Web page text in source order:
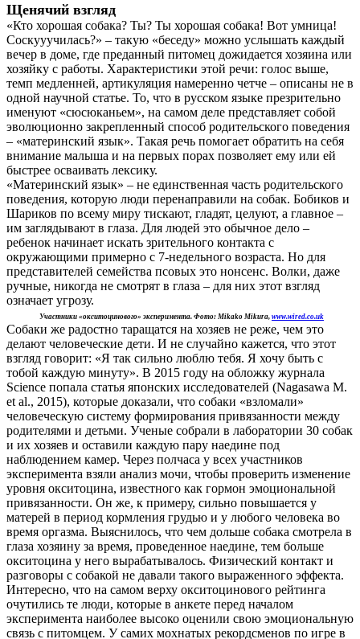
Щенячий взгляд
«Кто хорошая собака? Ты? Ты хорошая собака! Вот умница!
Соскууучилась?» – такую «беседу» можно услышать каждый
вечер в доме, где преданный питомец дожидается хозяина или
хозяйку с работы. Характеристики этой речи: голос выше,
темп медленней, артикуляция намеренно четче – описаны не в
одной научной статье. То, что в русском языке презрительно
именуют «сюсюканьем», на самом деле представляет собой
эволюционно закрепленный способ родительского поведения
– «материнский язык». Такая речь помогает обратить на себя
внимание малыша и на первых порах позволяет ему или ей
быстрее осваивать лексику.
«Материнский язык» – не единственная часть родительского
поведения, которую люди перенаправили на собак. Бобиков и
Шариков по всему миру тискают, гладят, целуют, а главное –
им заглядывают в глаза. Для людей это обычное дело –
ребенок начинает искать зрительного контакта с
окружающими примерно с 7-недельного возраста. Но для
представителей семейства псовых это нонсенс. Волки, даже
ручные, никогда не смотрят в глаза – для них этот взгляд
означает угрозу.
Участники «окситоцинового» эксперимента. Фото: Mikako Mikura, www.wired.co.uk
Собаки же радостно таращатся на хозяев не реже, чем это
делают человеческие дети. И не случайно кажется, что этот
взгляд говорит: «Я так сильно люблю тебя. Я хочу быть с
тобой каждую минуту». В 2015 году на обложку журнала
Science попала статья японских исследователей (Nagasawa M.
et al., 2015), которые доказали, что собаки «взломали»
человеческую систему формирования привязанности между
родителями и детьми. Ученые собрали в лаборатории 30 собак
и их хозяев и оставили каждую пару наедине под
наблюдением камер. Через полчаса у всех участников
эксперимента взяли анализ мочи, чтобы проверить изменение
уровня окситоцина, известного как гормон эмоциональной
привязанности. Он же, к примеру, сильно повышается у
матерей в период кормления грудью и у любого человека во
время оргазма. Выяснилось, что чем дольше собака смотрела в
глаза хозяину за время, проведенное наедине, тем больше
окситоцина у него вырабатывалось. Физический контакт и
разговоры с собакой не давали такого выраженного эффекта.
Интересно, что на самом верху окситоцинового рейтинга
очутились те люди, которые в анкете перед началом
эксперимента наиболее высоко оценили свою эмоциональную
связь с питомцем. У самих мохнатых рекордсменов по игре в